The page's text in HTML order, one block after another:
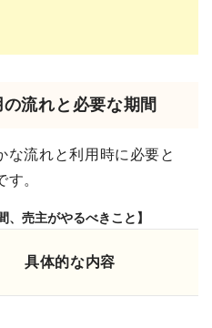
流れと必要な期間
な流れと利用時に必要と
。
、売主がやるべきこと】
具体的な内容